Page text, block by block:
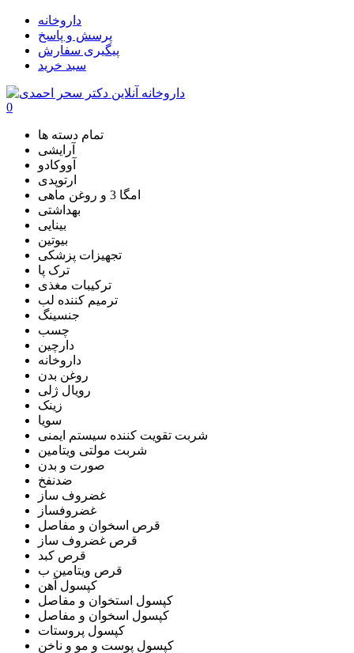
داروخانه
پرسش و پاسخ
پیگیری سفارش
سبد خرید
0
تمام دسته ها
آرایشی
آووکادو
ارتوپدی
امگا 3 و روغن ماهی
بهداشتی
بینایی
بیوتین
تجهیزات پزشکی
ترک پا
ترکیبات مغذی
ترمیم کننده لب
جنسینگ
چسب
دارچین
داروخانه
روغن بدن
رویال ژلی
زینک
سویا
شربت تقویت کننده سیستم ایمنی
شربت مولتی ویتامین
صورت و بدن
ضدنفخ
غضروف ساز
غضروفساز
قرص اسخوان و مفاصل
قرص غضروف ساز
قرص کبد
قرص ویتامین ب
کپسول آهن
کپسول استخوان و مفاصل
کپسول اسخوان و مفاصل
کپسول پروستات
کپسول پوست و مو و ناخن